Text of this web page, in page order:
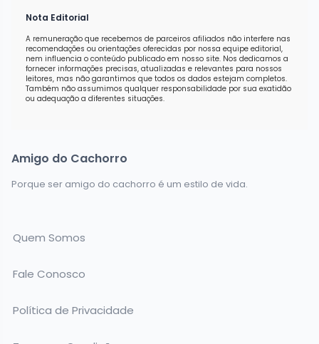
Nota Editorial
A remuneração que recebemos de parceiros afiliados não interfere nas
recomendações ou orientações oferecidas por nossa equipe editorial,
nem influencia o conteúdo publicado em nosso site. Nos dedicamos a
fornecer informações precisas, atualizadas e relevantes para nossos
leitores, mas não garantimos que todos os dados estejam completos.
Também não assumimos qualquer responsabilidade por sua exatidão
ou adequação a diferentes situações.
Amigo do Cachorro
Porque ser amigo do cachorro é um estilo de vida.
Quem Somos
Fale Conosco
Política de Privacidade